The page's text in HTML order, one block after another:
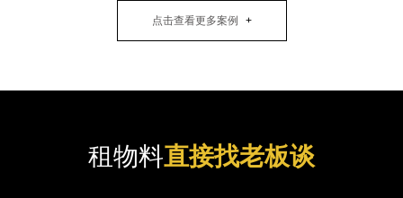
点击查看更多案例
租物料直接找老板谈